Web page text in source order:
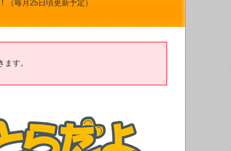
毎月25日頃更新予定）
す。